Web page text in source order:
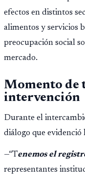
efectos en distintos
alimentos y servicios
preocupación social
mercado.
Momento de
intervención
Durante el
diálogo que
—“Tenemos el
representantes